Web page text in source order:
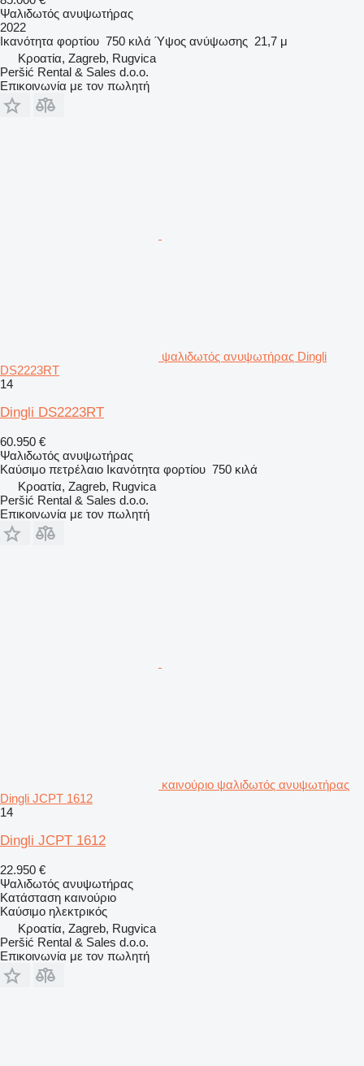
Ψαλιδωτός ανυψωτήρας
2022
Ικανότητα φορτίου 750 κιλά Ύψος ανύψωσης 21,7 μ
Κροατία, Zagreb, Rugvica
Peršić Rental & Sales d.o.o.
Επικοινωνία με τον πωλητή
ψαλιδωτός ανυψωτήρας Dingli
DS2223RT
14
Dingli DS2223RT
60.950 €
Ψαλιδωτός ανυψωτήρας
Καύσιμο πετρέλαιο Ικανότητα φορτίου 750 κιλά
Κροατία, Zagreb, Rugvica
Peršić Rental & Sales d.o.o.
Επικοινωνία με τον πωλητή
καινούριο ψαλιδωτός ανυψωτήρας
Dingli JCPT 1612
14
Dingli JCPT 1612
22.950 €
Ψαλιδωτός ανυψωτήρας
Κατάσταση καινούριο
Καύσιμο ηλεκτρικός
Κροατία, Zagreb, Rugvica
Peršić Rental & Sales d.o.o.
Επικοινωνία με τον πωλητή